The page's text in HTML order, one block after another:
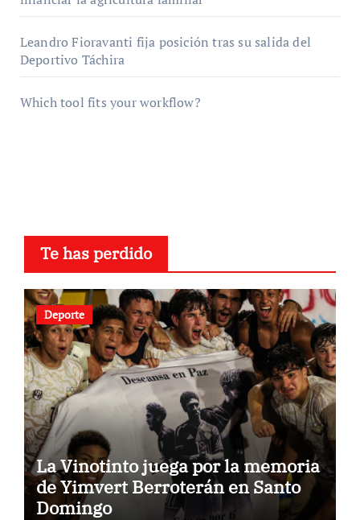
Leandro Fioravanti fija posición tras su salida del
Deportivo Táchira
Which tool fits your workflow?
Te has perdido
Deporte
La Vinotinto juega por la memoria
de Yimvert Berroterán en Santo
Domingo